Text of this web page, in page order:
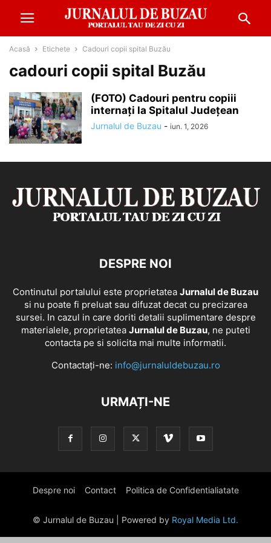
Acasă Etichete Cadouri copii spital Buzău
cadouri copii spital Buzău
(FOTO) Cadouri pentru copiii
internați la Spitalul Județean
Jurnalul de Buzau - iun. 1, 2026
DESPRE NOI
Continutul portalului este proprietatea Jurnalul de Buzau
si nu poate fi preluat sau difuzat decat cu precizarea
sursei. In cazul in care doriti detalii suplimentare despre
materialele, proprietatea Jurnalul de Buzau, ne puteti
contacta pe si solicita mai multe informatii.
Contactați-ne: info@jurnaluldebuzau.ro
URMAȚI-NE
Despre noi Contact Politica de Confidentialiatate
© Jurnalul de Buzau | Powered by Royal Media Ltd.